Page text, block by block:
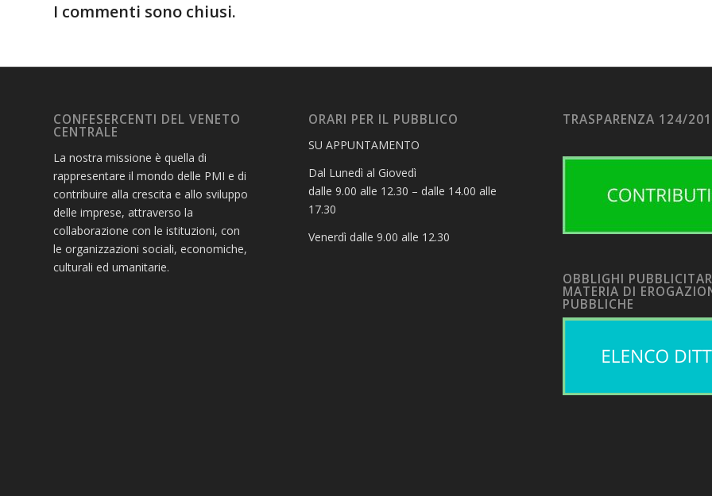
I commenti sono chiusi.
CONFESERCENTI DEL VENETO
CENTRALE
La nostra missione è quella di
rappresentare il mondo delle PMI e di
contribuire alla crescita e allo sviluppo
delle imprese, attraverso la
collaborazione con le istituzioni, con
le organizzazioni sociali, economiche,
culturali ed umanitarie.
ORARI PER IL PUBBLICO
SU APPUNTAMENTO
Dal Lunedì al Giovedì
dalle 9.00 alle 12.30 – dalle 14.00 alle
17.30
Venerdì dalle 9.00 alle 12.30
TRASPARENZA 124/
OBBLIGHI
MATERIA DI
PUBBLICHE